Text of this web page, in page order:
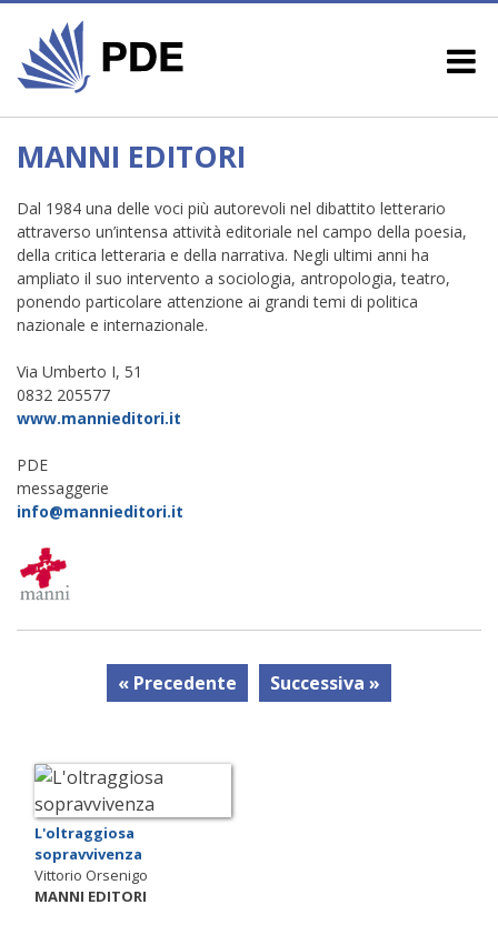
MANNI EDITORI
Dal 1984 una delle voci più autorevoli nel dibattito letterario
attraverso un’intensa attività editoriale nel campo della poesia,
della critica letteraria e della narrativa. Negli ultimi anni ha
ampliato il suo intervento a sociologia, antropologia, teatro,
ponendo particolare attenzione ai grandi temi di politica
nazionale e internazionale.
Via Umberto I, 51
0832 205577
www.mannieditori.it
PDE
messaggerie
info@mannieditori.it
« Precedente Successiva »
L'oltraggiosa
sopravvivenza
Vittorio Orsenigo
MANNI EDITORI